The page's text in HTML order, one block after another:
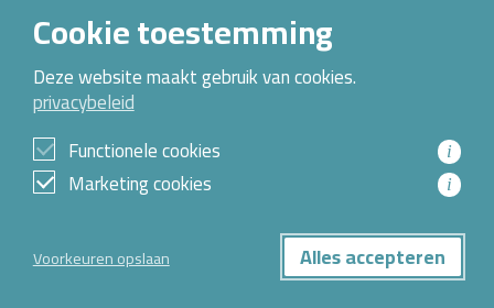
Zet mij op de lijst!
Cookie toestemming
Deze website maakt gebruik van cookies.
privacybeleid
Functionele cookies
i
Marketing cookies i
Voorkeuren opslaan Alles accepteren